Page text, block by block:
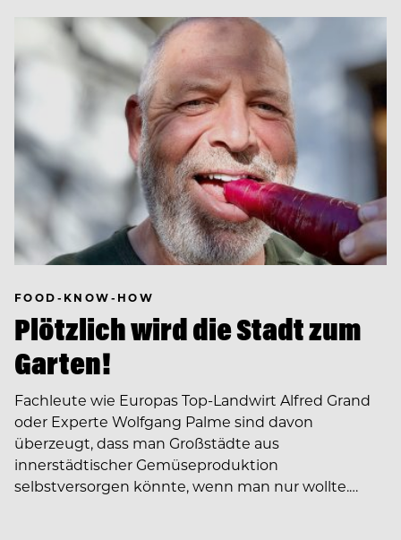
FOOD-KNOW-HOW
Plötzlich wird die Stadt zum
Garten!
Fachleute wie Europas Top-Landwirt Alfred Grand
oder Experte Wolfgang Palme sind davon
überzeugt, dass man Großstädte aus
innerstädtischer Gemüseproduktion
selbstversorgen könnte, wenn man nur wollte.…